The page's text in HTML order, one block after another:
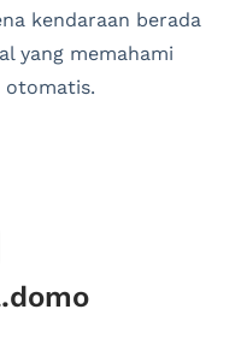
kendaraan berada
yang memahami
otomatis.